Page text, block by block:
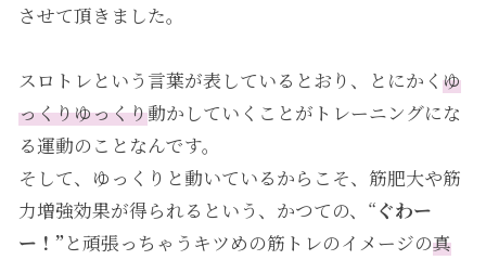
させて頂きました。
スロトレという言葉が表しているとおり、とにかく ゆ
っくりゆっくり動かしていくことがトレーニングにな
る運動のことなんです。
そして、ゆっくりと動いているからこそ、筋肥大や筋
力増強効果が得られるという、かつての、“ぐわー
ー！”と頑張っちゃうキツめの筋トレのイメージの真